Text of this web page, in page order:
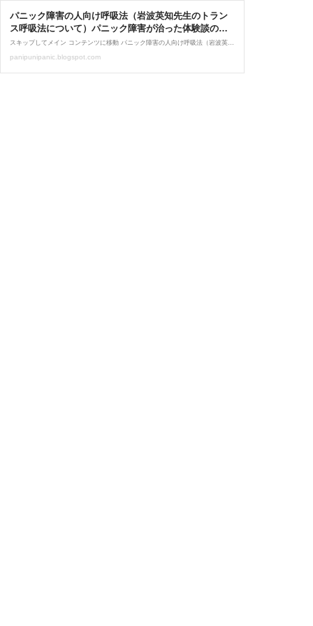
パニック障害の人向け呼吸法（岩波英知先生のトラン
ス呼吸法について）パニック障害が治った体験談のブ
ログ
スキップしてメイン コンテンツに移動 パニック障害の人向け呼吸法（岩波英知先生のトランス呼吸法について）パニック障害が治った体験談のブログ リンクを取得 Facebook × Pinterest メール 他のアプリ 3月 02, 2014 パニック障害と呼吸の関係 パニック障害の人にとって、呼吸の乱れは重大な問題ですよね。 過呼吸、過換気症候群がパニック障害の症状になってる人もいますし、呼吸は自律神経と密接に関係しています。 私も呼吸の乱れ、過呼吸、息苦しさ、それによる死への恐怖感にも苦しめられてました。 胸の圧迫感、血の気が引く感じ、窒息感、体の硬直、恐慌状態、発狂しそうな不安感、ものすごい...
panipunipanic.blogspot.com